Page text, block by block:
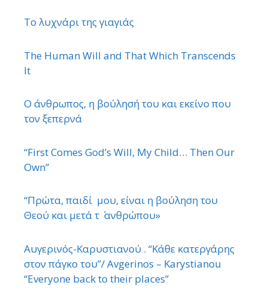
Το λυχνάρι της γιαγιάς
The Human Will and That Which Transcends
It
Ο άνθρωπος, η βούλησή του και εκείνο που
τον ξεπερνά
“First Comes God’s Will, My Child… Then Our
Own”
“Πρώτα, παιδί μου, είναι η βούληση του
Θεού και μετά τ ΄ ανθρώπου»
Αυγερινός-Καρυστιανού . “Κάθε κατεργάρης
στον πάγκο του”/ Avgerinos – Karystianou
“Εveryone back to their places”